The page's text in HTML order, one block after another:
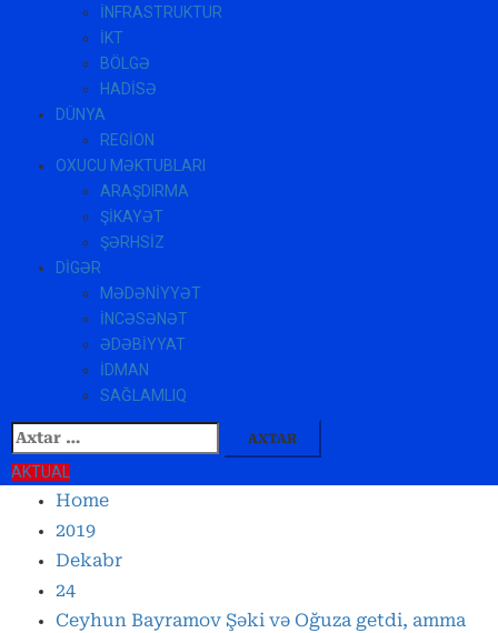
İNFRASTRUKTUR
İKT
BÖLGƏ
HADİSƏ
DÜNYA
REGİON
OXUCU MƏKTUBLARI
ARAŞDIRMA
ŞİKAYƏT
ŞƏRHSİZ
DİGƏR
MƏDƏNİYYƏT
İNCƏSƏNƏT
ƏDƏBİYYAT
İDMAN
SAĞLAMLIQ
Axtarış:
AKTUAL
Home
2019
Dekabr
24
Ceyhun Bayramov Şəki və Oğuza getdi, amma